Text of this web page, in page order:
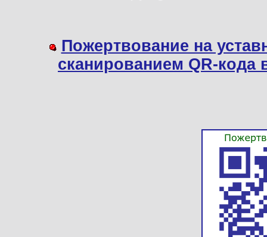
Пожертвование на
сканированием QR-